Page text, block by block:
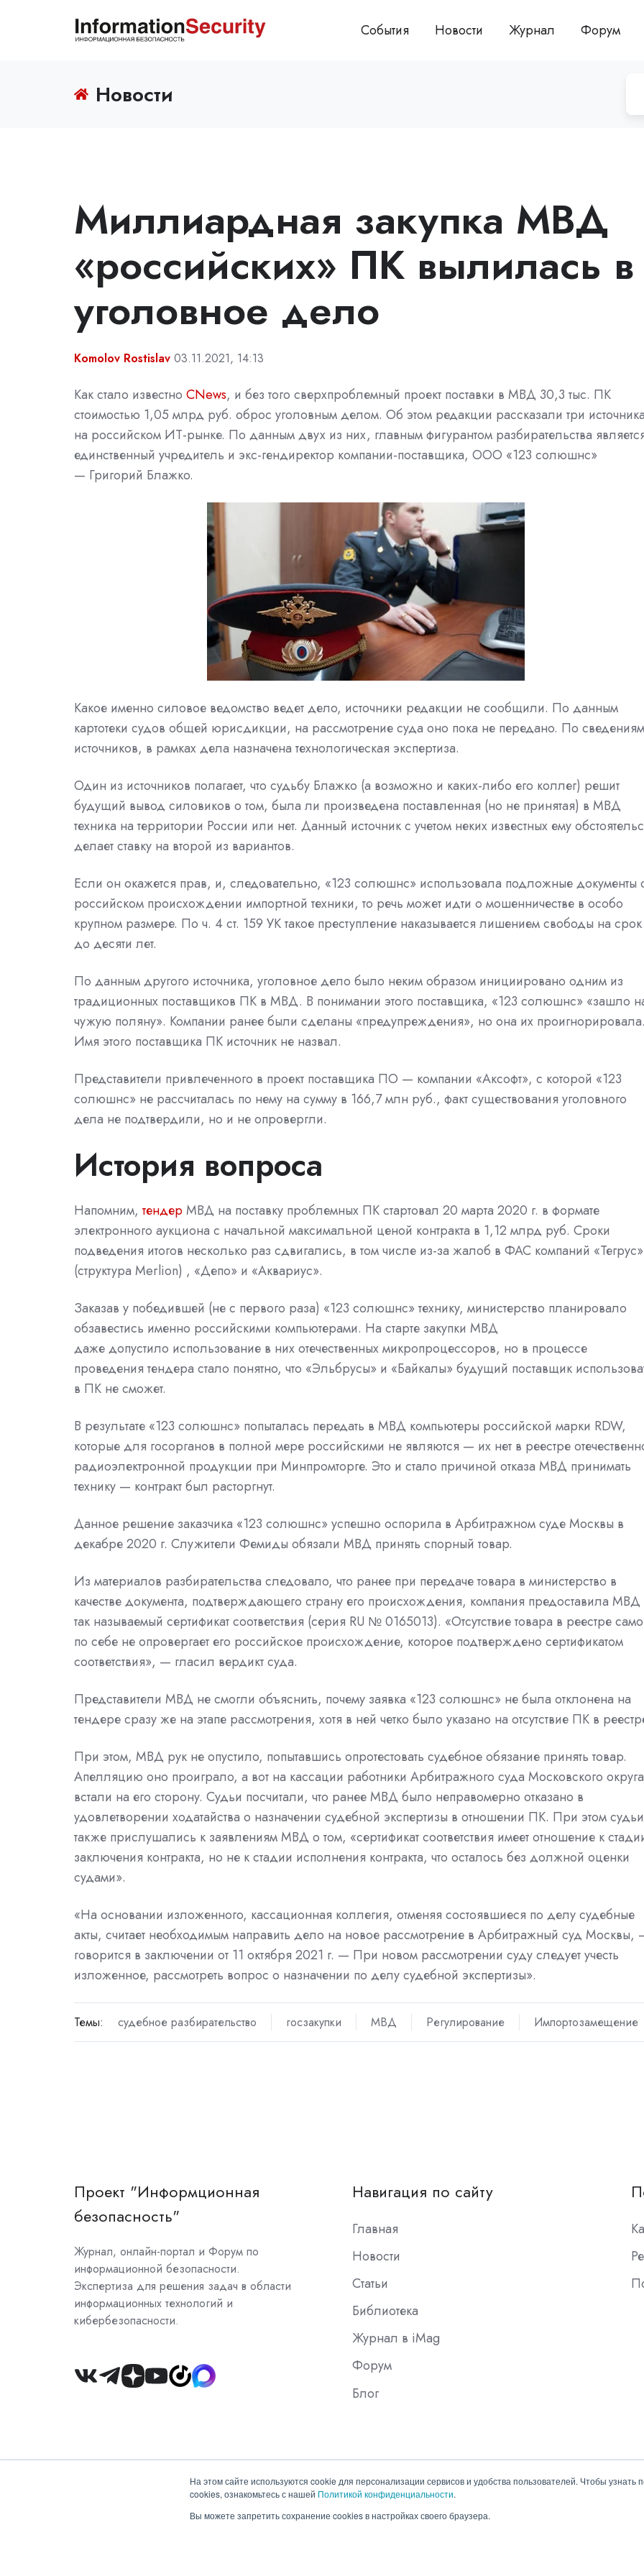
На этом сайте используются cookie для персонализации сервисов и удобства пользователей. Чтобы узнать
cookies, ознакомьтесь с нашей Политикой конфиденциальности.
Вы можете запретить сохранение cookies в настройках своего браузера.
События Новости Журнал Форум
Новости
Миллиардная закупка МВД
«российских» ПК вылилась в
уголовное дело
Komolov Rostislav 03.11.2021, 14:13
Как стало известно CNews, и без того сверхпроблемный проект поставки в МВД 30,3 тыс. ПК
стоимостью 1,05 млрд руб. оброс уголовным делом. Об этом редакции рассказали три
на российском ИТ-рынке. По данным двух из них, главным фигурантом разбирательства
единственный учредитель и экс-гендиректор компании-поставщика, ООО «123 солюшнс»
— Григорий Блажко.
Какое именно силовое ведомство ведет дело, источники редакции не сообщили. По данным
картотеки судов общей юрисдикции, на рассмотрение суда оно пока не передано. По сведениям
источников, в рамках дела назначена технологическая экспертиза.
Один из источников полагает, что судьбу Блажко (а возможно и каких-либо его коллег) решит
будущий вывод силовиков о том, была ли произведена поставленная (но не принятая) в МВД
техника на территории России или нет. Данный источник с учетом неких известных ему
делает ставку на второй из вариантов.
Если он окажется прав, и, следовательно, «123 солюшнс» использовала подложные документы
российском происхождении импортной техники, то речь может идти о мошенничестве в особо
крупном размере. По ч. 4 ст. 159 УК такое преступление наказывается лишением свободы на срок
до десяти лет.
По данным другого источника, уголовное дело было неким образом инициировано одним из
традиционных поставщиков ПК в МВД. В понимании этого поставщика, «123 солюшнс» «зашло
чужую поляну». Компании ранее были сделаны «предупреждения», но она их
Имя этого поставщика ПК источник не назвал.
Представители привлеченного в проект поставщика ПО — компании «Аксофт», с которой «123
солюшнс» не рассчиталась по нему на сумму в 166,7 млн руб., факт существования уголовного
дела не подтвердили, но и не опровергли.
История вопроса
Напомним, тендерМВД на поставку проблемных ПК стартовал 20 марта 2020 г. в формате
электронного аукциона с начальной максимальной ценой контракта в 1,12 млрд руб. Сроки
подведения итогов несколько раз сдвигались, в том числе из-за жалоб в ФАС компаний «Тегрус»
(структура Merlion) , «Депо» и «Аквариус».
Заказав у победившей (не с первого раза) «123 солюшнс» технику, министерство планировало
обзавестись именно российскими компьютерами. На старте закупки МВД
дажедопустило использование в них отечественных микропроцессоров, но в процессе
проведения тендера стало понятно, что «Эльбрусы» и «Байкалы» будущий поставщик
в ПК не сможет.
В результате «123 солюшнс» попыталась передать в МВД компьютеры российской марки RDW,
которые для госорганов в полной мере российскими не являются — их нет в реестре
радиоэлектронной продукции при Минпромторге. Это и стало причиной отказа МВД принимать
технику — контракт был расторгнут.
Данное решение заказчика «123 солюшнс» успешно оспорила в Арбитражном суде Москвы в
декабре 2020 г. Служители Фемиды обязали МВД принять спорный товар.
Из материалов разбирательства следовало, что ранее при передаче товара в министерство в
качестве документа, подтверждающего страну его происхождения, компания предоставила МВД
так называемый сертификат соответствия (серия RU № 0165013). «Отсутствие товара в реестре само
по себе не опровергает его российское происхождение, которое подтверждено сертификатом
соответствия», — гласил вердикт суда.
Представители МВД не смогли объяснить, почему заявка «123 солюшнс» не была отклонена на
тендере сразу же на этапе рассмотрения, хотя в ней четко было указано на отсутствие ПК в
При этом, МВД рук не опустило, попытавшись опротестовать судебное обязание принять товар.
Апелляцию оно проиграло, а вот на кассации работники Арбитражного суда Московского округа
встали на его сторону. Судьи посчитали, что ранее МВД было неправомерно отказано в
удовлетворении ходатайства о назначении судебной экспертизы в отношении ПК. При этом судьи
также прислушались к заявлениям МВД о том, «сертификат соответствия имеет отношение к
заключения контракта, но не к стадии исполнения контракта, что осталось без должной оценки
судами».
«На основании изложенного, кассационная коллегия, отменяя состоявшиеся по делу судебные
акты, считает необходимым направить дело на новое рассмотрение в Арбитражный суд Москвы,
говорится в заключении от 11 октября 2021 г. — При новом рассмотрении суду следует учесть
изложенное, рассмотреть вопрос о назначении по делу судебной экспертизы».
Темы: судебное разбирательство госзакупки МВД Регулирование Импортозамещение
Проект "Информционная
безопасность"
Журнал, онлайн-портал и Форум по
информационной безопасности.
Экспертиза для решения задач в области
информационных технологий и
кибербезопасности.
Join
Навигация по сайту
Главная
Новости
Статьи
Библиотека
Журнал в iMag
Форум
Блог
Copyright © 2026 ООО "Гротек"